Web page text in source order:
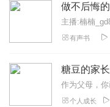
做不后悔
主播:楠楠
有声书
糖豆的家
个人成长